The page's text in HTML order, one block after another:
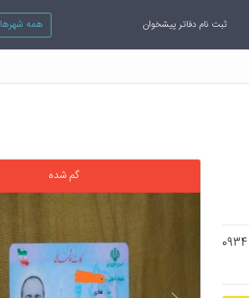
همه شهرها ثبت نام دفاتر پیشخوان
گم شده